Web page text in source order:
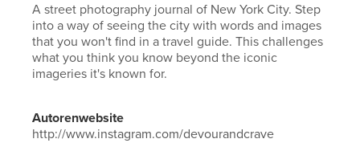
A street photography journal of New York City. Step
into a way of seeing the city with words and images
that you won't find in a travel guide. This challenges
what you think you know beyond the iconic
imageries it's known for.
Autorenwebsite
http://www.instagram.com/devourandcrave